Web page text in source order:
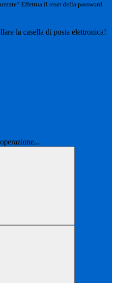
Effettua il reset della password
la casella di posta elettronica!